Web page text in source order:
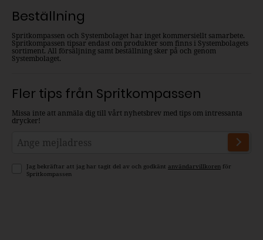
Beställning
Spritkompassen och Systembolaget har inget kommersiellt samarbete.
Spritkompassen tipsar endast om produkter som finns i Systembolagets
sortiment. All försäljning samt beställning sker på och genom
Systembolaget.
Fler tips från Spritkompassen
Missa inte att anmäla dig till vårt nyhetsbrev med tips om intressanta
drycker!
Jag bekräftar att jag har tagit del av och godkänt användarvillkoren för
Spritkompassen